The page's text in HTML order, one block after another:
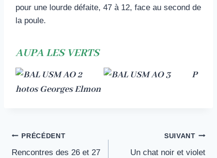
pour une lourde défaite, 47 à 12, face au second de
la poule.
AUPA LES VERTS
P
hotos Georges Elmon
Navigation
PRÉCÉDENT
Rencontres des 26 et 27
SUIVANT
Un chat noir et violet